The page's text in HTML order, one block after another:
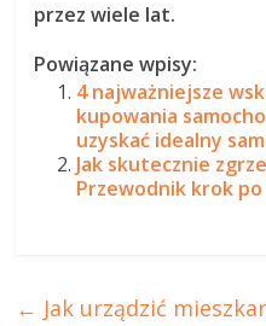
przez wiele lat.
Powiązane wpisy:
4 najważniejsze
kupowania
uzyskać idealny
Jak skutecznie
Przewodnik krok
← Jak urządzić